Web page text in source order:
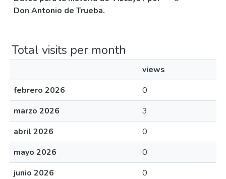
Don Antonio de Trueba.
Total visits per month
views
febrero 2026
0
marzo 2026
3
abril 2026
0
mayo 2026
0
junio 2026
0